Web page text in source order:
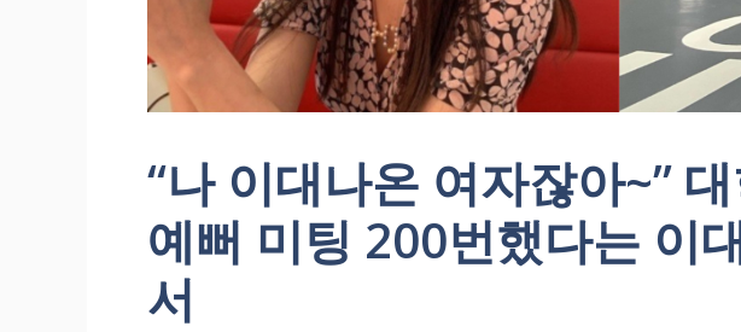
“나 이대나온 여자잖아~”
예뻐 미팅 200번했다는 이
서